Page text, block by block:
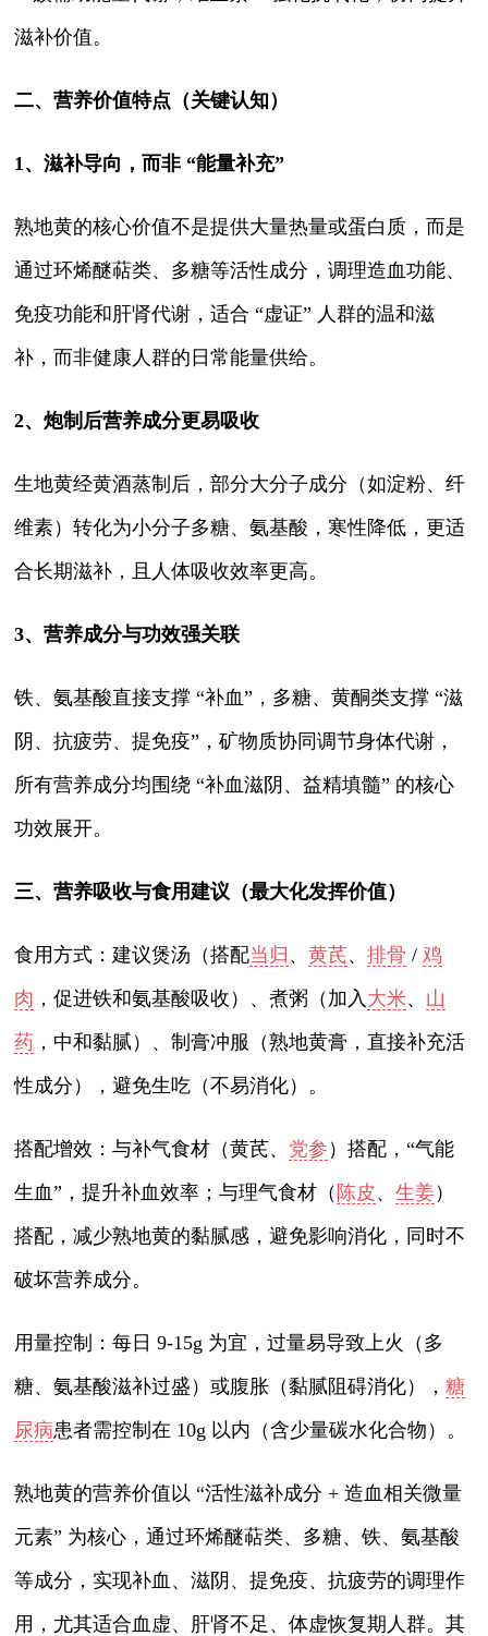
滋补价值。
二、营养价值特点（关键认知）
1、滋补导向，而非 “能量补充”
熟地黄的核心价值不是提供大量热量或蛋白质，而是
通过环烯醚萜类、多糖等活性成分，调理造血功能、
免疫功能和肝肾代谢，适合 “虚证” 人群的温和滋
补，而非健康人群的日常能量供给。
2、炮制后营养成分更易吸收
生地黄经黄酒蒸制后，部分大分子成分（如淀粉、纤
维素）转化为小分子多糖、氨基酸，寒性降低，更适
合长期滋补，且人体吸收效率更高。
3、营养成分与功效强关联
铁、氨基酸直接支撑 “补血”，多糖、黄酮类支撑 “滋
阴、抗疲劳、提免疫”，矿物质协同调节身体代谢，
所有营养成分均围绕 “补血滋阴、益精填髓” 的核心
功效展开。
三、营养吸收与食用建议（最大化发挥价值）
食用方式：建议煲汤（搭配当归 、黄芪、排骨 / 鸡
肉 ，促进铁和氨基酸吸收）、煮粥（加入 大米、 山
药 ，中和黏腻）、制膏冲服（熟地黄膏，直接补充活
性成分），避免生吃（不易消化）。
搭配增效：与补气食材（黄芪、 党参 ）搭配，“气能
生血”，提升补血效率；与理气食材（ 陈皮、生姜）
搭配，减少熟地黄的黏腻感，避免影响消化，同时不
破坏营养成分。
用量控制：每日 9-15g 为宜，过量易导致上火（多
糖、氨基酸滋补过盛）或腹胀（黏腻阻碍消化），糖
尿病患者需控制在 10g 以内（含少量碳水化合物）。
熟地黄的营养价值以 “活性滋补成分 + 造血相关微量
元素” 为核心，通过环烯醚萜类、多糖、铁、氨基酸
等成分，实现补血、滋阴、提免疫、抗疲劳的调理作
用，尤其适合血虚、肝肾不足、体虚恢复期人群。其